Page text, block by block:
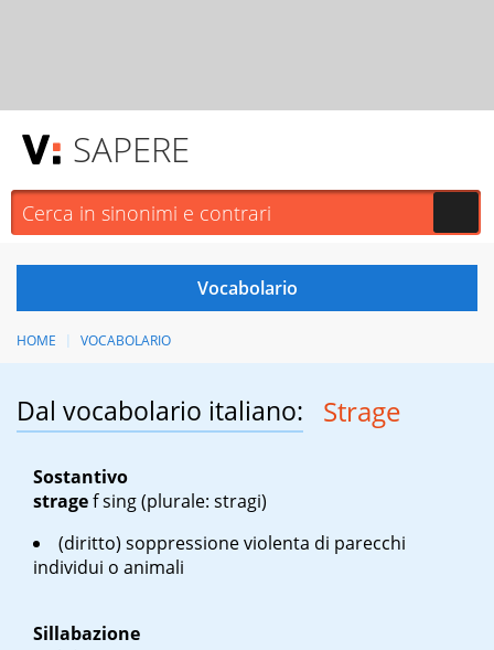
SAPERE
HOME VOCABOLARIO
Dal vocabolario italiano: Strage
Sostantivo
stragef sing(plurale: stragi)
(diritto) soppressione violenta di parecchi
individui o animali
Sillabazione